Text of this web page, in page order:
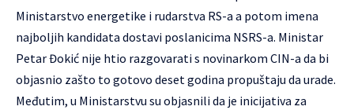
Ministarstvo energetike i rudarstva RS-a a potom imena
najboljih kandidata dostavi poslanicima NSRS-a. Ministar
Petar Đokić nije htio razgovarati s novinarkom CIN-a da bi
objasnio zašto to gotovo deset godina propuštaju da urade.
Međutim, u Ministarstvu su objasnili da je inicijativa za